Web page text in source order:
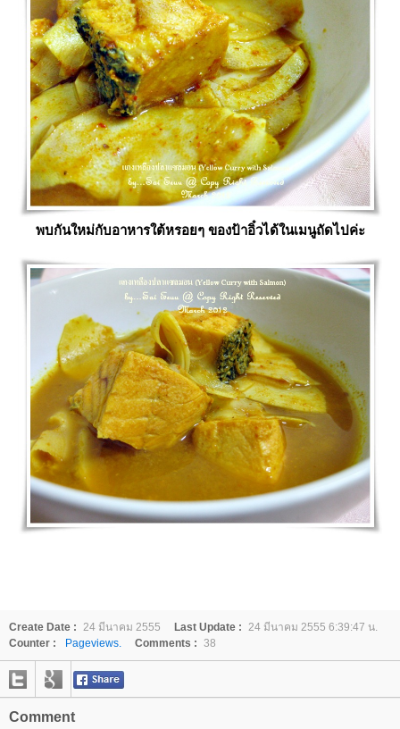
พบกันใหม่กับอาหารใต้หรอยๆ ของป้าอิ๋วได้ในเมนูถัดไปค่ะ
Create Date : 24 มีนาคม 2555 Last Update : 24 มีนาคม 2555 6:39:47 น.
Counter :
Pageviews. Comments : 38
Comment